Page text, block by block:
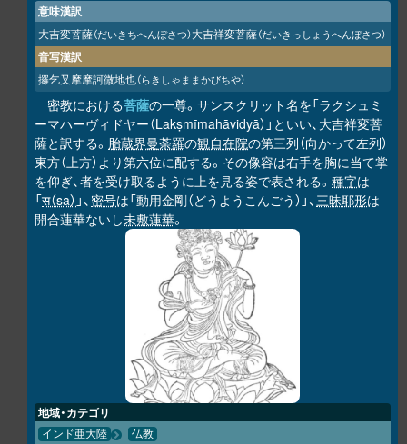
意味漢訳
大吉変菩薩（だいきちへんぼさつ）大吉祥変菩薩（だいきっしょうへんぼさつ）
音写漢訳
攞乞叉摩摩訶微地也（らきしゃままかびちや）
密教における菩薩の一尊。サンスクリット名を「ラクシュミ
ーマハーヴィドヤー（Lakṣmīmahāvidyā）」といい、大吉祥変菩
薩と訳する。 胎蔵界曼荼羅の観自在院の第三列（向かって左列）
東方（上方）より第六位に配する。その像容は右手を胸に当て掌
を仰ぎ、者を受け取るように上を見る姿で表される。 種字は
「स（sa） 」、 密号は「動用金剛（どうようこんごう）」、三昧耶形は
開合蓮華ないし未敷蓮華。
地域・カテゴリ
インド亜大陸 仏教